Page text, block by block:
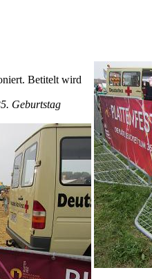
Betitelt wird
Geburtstag